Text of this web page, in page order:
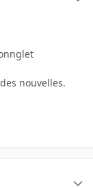
nouvelles.